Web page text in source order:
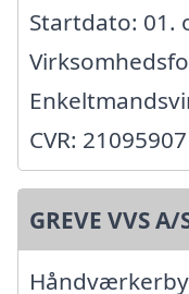
Startdato: 01.
CVR: 21095907
GREVE VVS A/